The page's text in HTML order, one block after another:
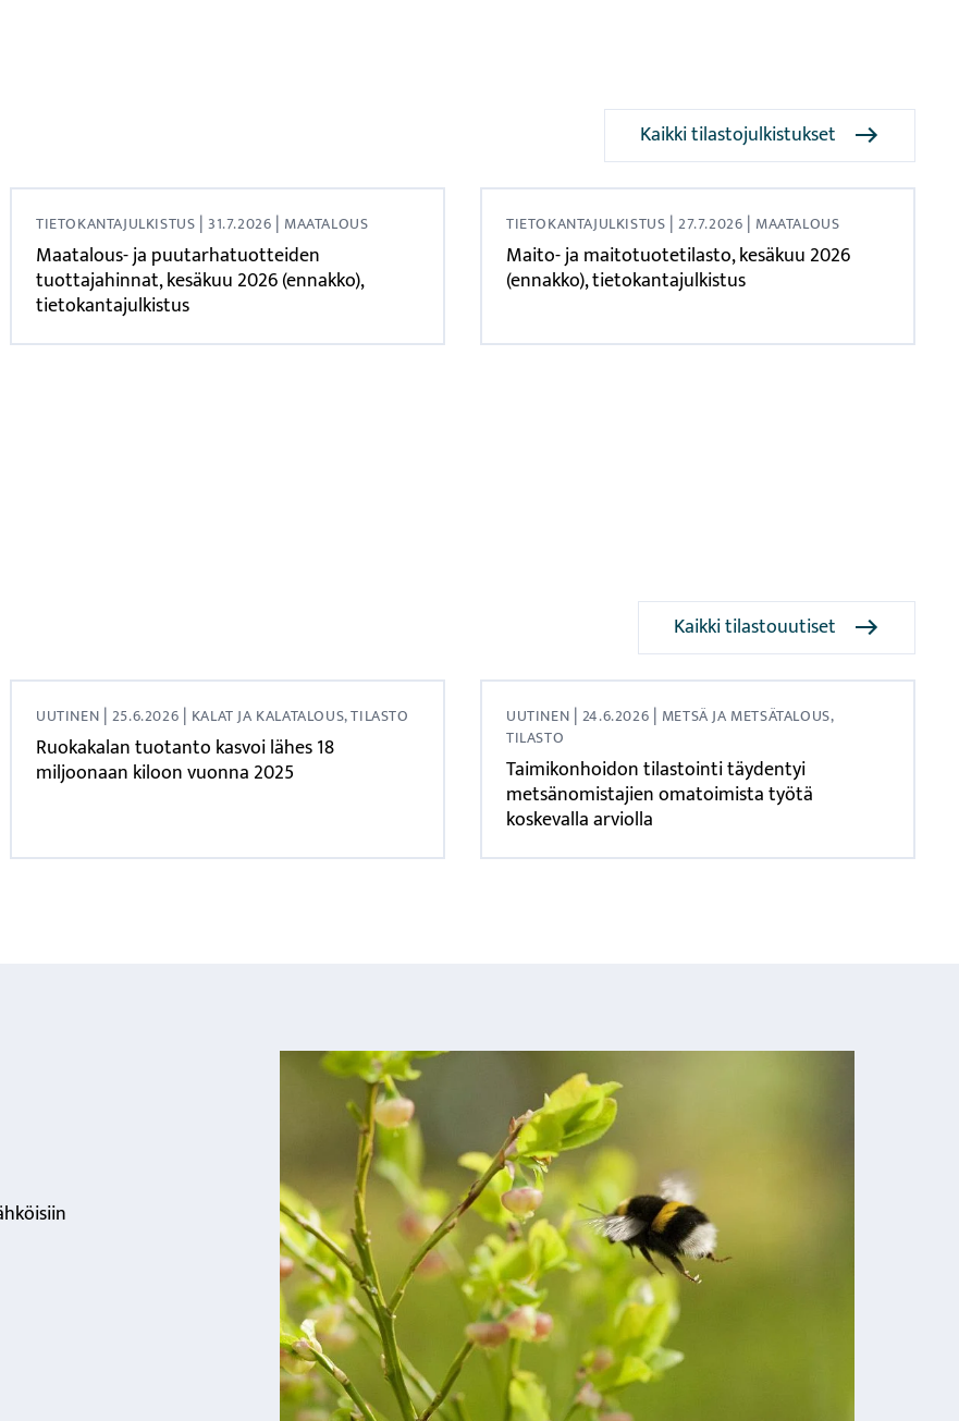
Maatalous- ja puutarhatuotteiden
tuottajahinnat, kesäkuu 2026 (ennakko),
tietokantajulkistus
TIETOKANTAJULKISTUS | 31.7.2026 | MAATALOUS
Maito- ja maitotuotetilasto, kesäkuu 2026
(ennakko), tietokantajulkistus
TIETOKANTAJULKISTUS | 27.7.2026 | MAATALOUS
Kaikki tilastojulkistukset
Ruokakalan tuotanto kasvoi lähes 18
miljoonaan kiloon vuonna 2025
UUTINEN | 25.6.2026 | KALAT JA KALATALOUS, TILASTO
Taimikonhoidon tilastointi täydentyi
metsänomistajien omatoimista työtä
koskevalla arviolla
UUTINEN | 24.6.2026 | METSÄ JA METSÄTALOUS,
TILASTO
Kaikki tilastouutiset